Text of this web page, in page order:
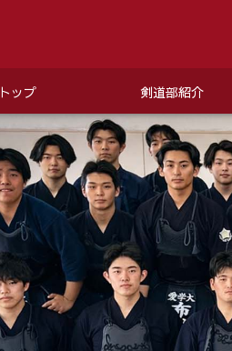
トップ 剣道部紹介